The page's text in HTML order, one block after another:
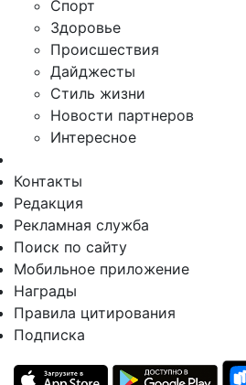
Спорт
Здоровье
Происшествия
Дайджесты
Стиль жизни
Новости партнеров
Интересное
Контакты
Редакция
Рекламная служба
Поиск по сайту
Мобильное приложение
Награды
Правила цитирования
Подписка